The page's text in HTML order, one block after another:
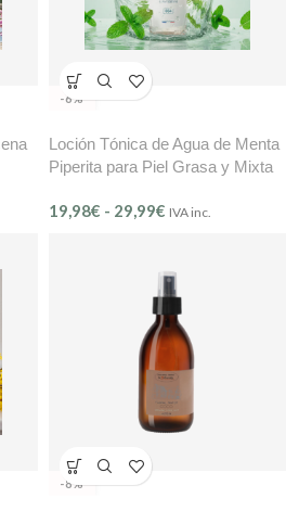
-6%
Loción Tónica de Agua de Menta
Piperita para Piel Grasa y Mixta
19,98€ - 29,99€ IVA inc.
-8%